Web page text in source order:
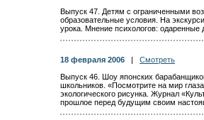
Выпуск 47. Детям с ограниченными
образовательные условия. На
урока. Мнение психологов: одаренные
18 февраля 2006
Смотреть
Выпуск 46. Шоу японских
школьников. «Посмотрите на мир
экологического рисунка. Журнал
прошлое перед будущим своим